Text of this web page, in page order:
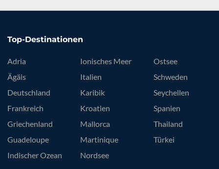
Top-Destinationen
Adria
Ägäis
Deutschland
Frankreich
Griechenland
Guadeloupe
Indischer Ozean
Ionisches Meer
Italien
Karibik
Kroatien
Mallorca
Martinique
Nordsee
Ostsee
Schweden
Seychellen
Spanien
Thailand
Türkei